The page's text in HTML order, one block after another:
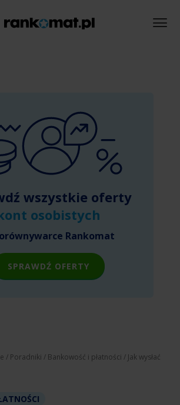
wszystkie oferty
osobistych
Rankomat
SPRAWDŹ OFERTY
/ Poradniki / Bankowość i płatności / Jak wysłać